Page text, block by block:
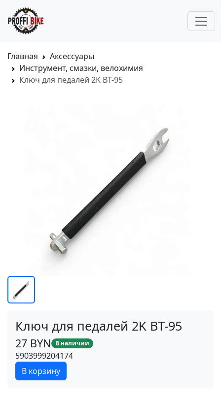
Главная
Аксессуары
Инструмент, смазки, велохимия
Ключ для педалей 2K BT-95
Ключ для педалей 2K BT-95
27 BYN В наличии
5903999204174
В корзину